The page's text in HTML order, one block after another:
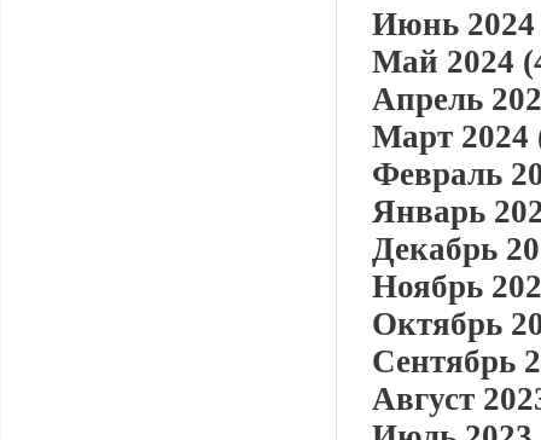
Июнь 2024
Май 2024
Апрель
Март 2024
Февраль
Январь
Декабрь
Ноябрь
Октябрь
Сентябрь
Август